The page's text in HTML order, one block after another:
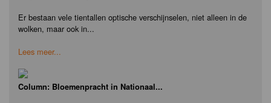
Er bestaan vele tientallen optische verschijnselen, niet alleen in de
wolken, maar ook in...
Lees meer...
Column: Bloemenpracht in Nationaal...